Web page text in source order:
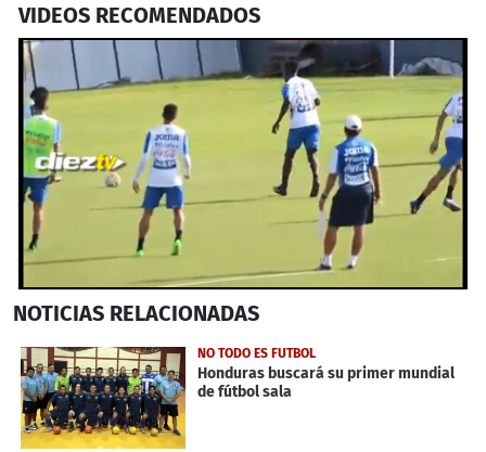
VIDEOS RECOMENDADOS
seconds
1
minute,
32
seconds
NOTICIAS RELACIONADAS
NO TODO ES FUTBOL
Honduras buscará su primer mundial
de fútbol sala